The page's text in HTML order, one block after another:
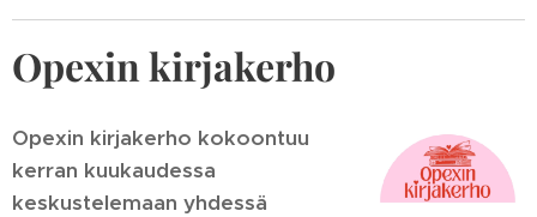
Opexin kirjakerho
Opexin kirjakerho kokoontuu
kerran kuukaudessa
keskustelemaan yhdessä